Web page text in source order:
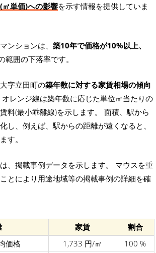
単価)への影響を示す情報を提供していま
ンションは、 築10年で価格が10%以上、
範囲の下落率です。
字立田町の築年数に対する家賃相場の傾向
レンジ線は築年数に応じた単位㎡当たりの
料(最小乖離線)を示します。 面積、駅から
し、例えば、駅からの距離が遠くなると、
す。
、掲載事例データを示します。 マウスを重
とにより用途地域等の掲載事例の詳細を確
家賃
割合
価格
1,733 円/㎡
100 %